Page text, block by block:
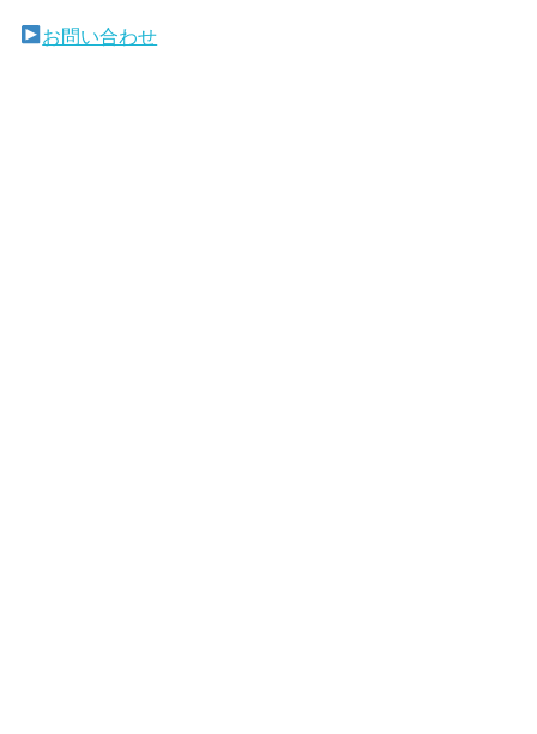
お問い合わせ